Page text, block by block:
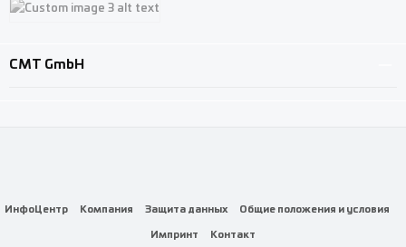
CMT GmbH
ИнфоЦентр Компания Защита данных
Общие положения и условия
Импринт
Контакт